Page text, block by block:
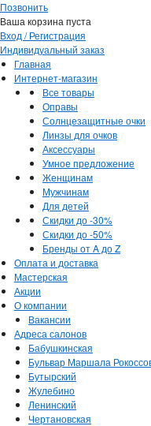
Позвонить
Ваша корзина пуста
Вход / Регистрация
Индивидуальный заказ
Главная
Интернет-магазин
Все товары
Оправы
Солнцезащитные очки
Линзы для очков
Аксессуары
Умное предложение
Женщинам
Мужчинам
Для детей
Скидки до -30%
Скидки до -50%
Бренды от A до Z
Оплата и доставка
Мастерская
Акции
О компании
Вакансии
Адреса салонов
Бабушкинская
Бульвар Маршала
Бутырский
Жулебино
Ленинский
Чертановская